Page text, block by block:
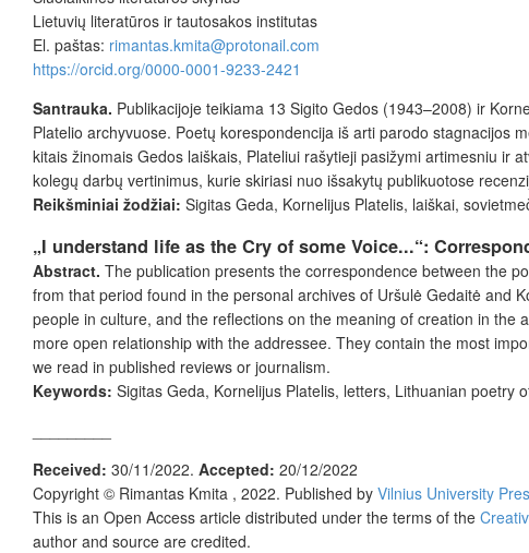
Lietuvių literatūros ir tautosakos institutas
El. paštas: rimantas.kmita@protonail.com
https://orcid.org/0000-0001-9233-2421
Santrauka. Publikacijoje teikiama 13 Sigito Gedos (1943–2008) ir
Platelio archyvuose. Poetų korespondencija iš arti parodo stagnacijos
kitais žinomais Gedos laiškais, Plateliui rašytieji pasižymi artimesniu ir
kolegų darbų vertinimus, kurie skiriasi nuo išsakytų publikuotose
Reikšminiai žodžiai: Sigitas Geda, Kornelijus Platelis, laiškai,
„I understand life as the Cry of some Voice...“:
Abstract. The publication presents the correspondence between the
from that period found in the personal archives of Uršulė Gedaitė and
people in culture, and the reflections on the meaning of creation in the
more open relationship with the addressee. They contain the most
we read in published reviews or journalism.
Keywords: Sigitas Geda, Kornelijus Platelis, letters, Lithuanian poetry
Received: 30/11/2022. Accepted: 20/12/2022
Copyright © Rimantas Kmita , 2022. Published by Vilnius University
This is an Open Access article distributed under the terms of the
author and source are credited.